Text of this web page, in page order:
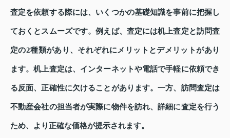
査定を依頼する際には、いくつかの基礎知識を事前に把握し
ておくとスムーズです。例えば、査定には机上査定と訪問査
定の2種類があり、それぞれにメリットとデメリットがあり
ます。机上査定は、インターネットや電話で手軽に依頼でき
る反面、正確性に欠けることがあります。一方、訪問査定は
不動産会社の担当者が実際に物件を訪れ、詳細に査定を行う
ため、より正確な価格が提示されます。